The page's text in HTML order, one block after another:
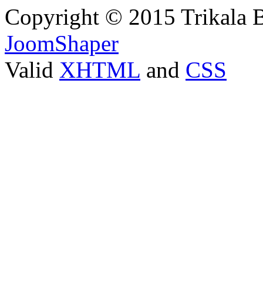
Copyright © 2015 Trikala
JoomShaper
Valid XHTML and CSS